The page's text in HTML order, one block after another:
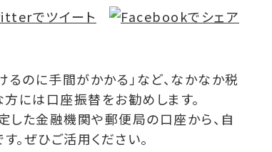
るのに手間がかかる」など、なかなか税
には口座振替をお勧めします。
した金融機関や郵便局の口座から、自
ぜひご活用ください。